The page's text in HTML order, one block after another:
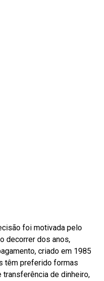
foi motivada pelo
decorrer dos anos,
criado em 1985
têm preferido formas
de dinheiro,